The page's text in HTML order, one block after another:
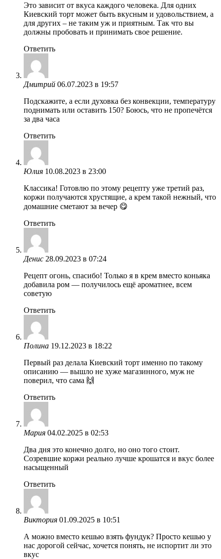
Это зависит от вкуса каждого человека. Для одних
Киевский торт может быть вкусным и удовольствием, а
для других – не таким уж и приятным. Так что вы
должны пробовать и принимать свое решение.
Ответить
Дмитрий 06.07.2023 в 19:57
Подскажите, а если духовка без конвекции, температуру
поднимать или оставить 150? Боюсь, что не пропечётся
за два часа
Ответить
Юлия 10.08.2023 в 23:00
Классика! Готовлю по этому рецепту уже третий раз,
коржи получаются хрустящие, а крем такой нежный, что
домашние сметают за вечер 😋
Ответить
Денис 28.09.2023 в 07:24
Рецепт огонь, спасибо! Только я в крем вместо коньяка
добавила ром — получилось ещё ароматнее, всем
советую
Ответить
Полина 19.12.2023 в 18:22
Первый раз делала Киевский торт именно по такому
описанию — вышло не хуже магазинного, муж не
поверил, что сама 🙌
Ответить
Мария 04.02.2025 в 02:53
Два дня это конечно долго, но оно того стоит.
Созревшие коржи реально лучше крошатся и вкус более
насыщенный
Ответить
Виктория 01.09.2025 в 10:51
А можно вместо кешью взять фундук? Просто кешью у
нас дорогой сейчас, хочется понять, не испортит ли это
вкус